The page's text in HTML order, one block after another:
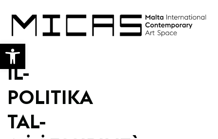
Open toolbar
IL-
POLITIKA
TAL-